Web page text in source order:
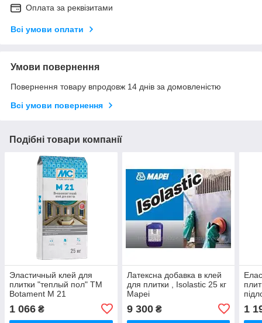
Оплата за реквізитами
Всі умови оплати
Умови повернення
Повернення товару впродовж 14 днів за домовленістю
Всі умови повернення
Подібні товари компанії
Эластичный клей для
плитки "теплый пол" ТМ
Botament M 21
1 066 ₴
Латексна добавка в клей
для плитки , Isolastic 25 кг
Mapei
9 300₴ 1